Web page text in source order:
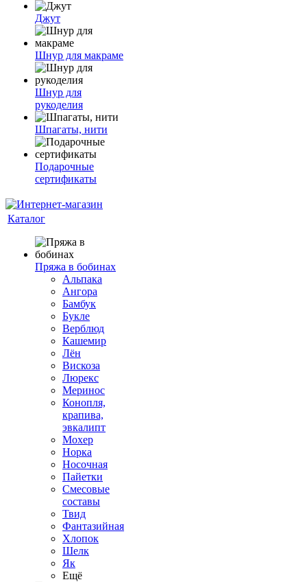
Джут
Шнур для макраме
Шнур для
рукоделия
Шпагаты, нити
Подарочные
сертификаты
Каталог
Пряжа в бобинах
Альпака
Ангора
Бамбук
Букле
Верблюд
Кашемир
Лён
Вискоза
Люрекс
Меринос
Конопля,
крапива,
эвкалипт
Мохер
Норка
Носочная
Пайетки
Смесовые
составы
Твид
Фантазийная
Хлопок
Шелк
Як
Ещё